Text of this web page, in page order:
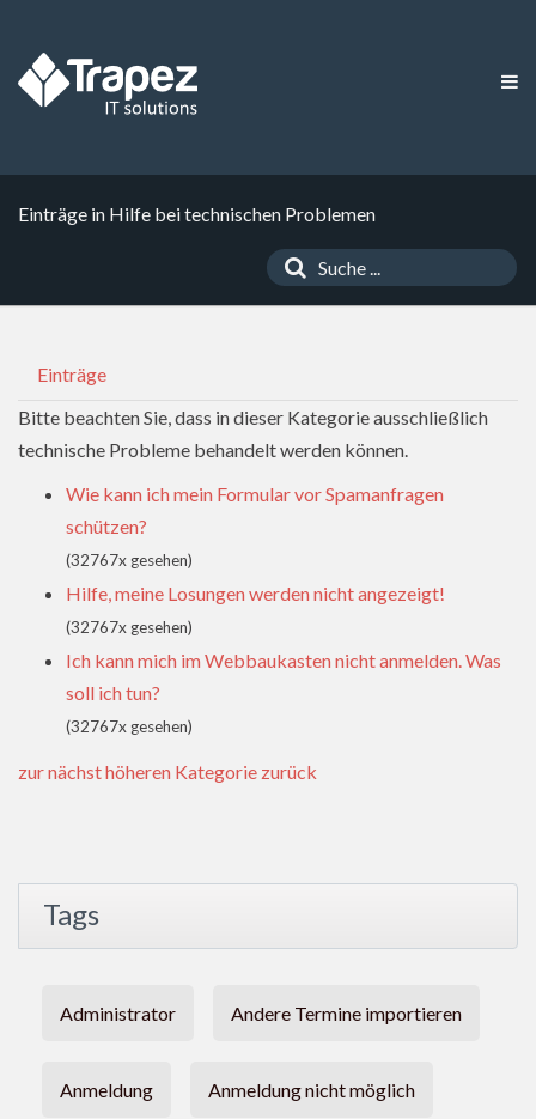
Einträge in Hilfe bei technischen Problemen
Einträge
Bitte beachten Sie, dass in dieser Kategorie ausschließlich
technische Probleme behandelt werden können.
Wie kann ich mein Formular vor Spamanfragen
schützen?
(32767x gesehen)
Hilfe, meine Losungen werden nicht angezeigt!
(32767x gesehen)
Ich kann mich im Webbaukasten nicht anmelden. Was
soll ich tun?
(32767x gesehen)
zur nächst höheren Kategorie zurück
Tags
Administrator Andere Termine importieren
Anmeldung Anmeldung nicht möglich